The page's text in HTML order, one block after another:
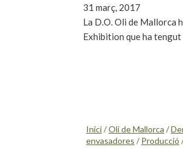
31 març, 2017
La D.O. Oli de Mallorca
Exhibition que ha
Inici/Oli de Mallorca /
envasadores / Producció